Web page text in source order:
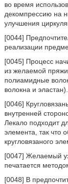
во время
декомпрессию на
улучшения
[0044]
реализации
[0045] Процесс
из желаемой
полиамидные
волокна и эластан).
[0046]
внутренней
Лекало подходит
элемента, так что
кругловязаного
[0047] Желаемый
печатается
[0048] В